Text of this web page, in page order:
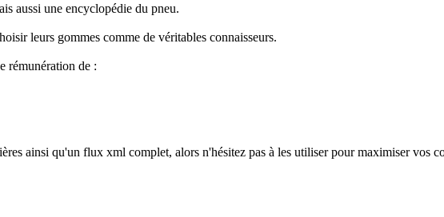
aussi une encyclopédie du pneu.
leurs gommes comme de véritables connaisseurs.
rémunération de :
ainsi qu'un flux xml complet, alors n'hésitez pas à les utiliser pour maximiser vos